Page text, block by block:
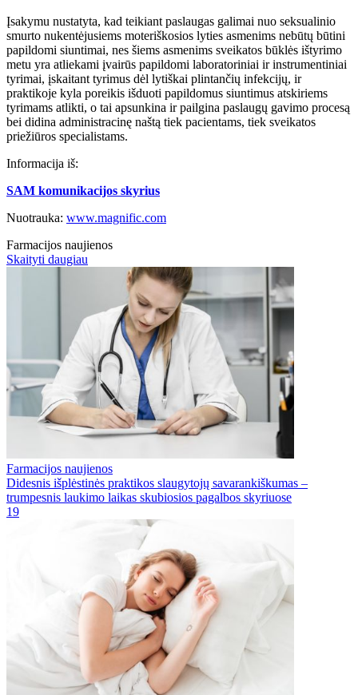
Įsakymu nustatyta, kad teikiant paslaugas galimai nuo seksualinio
smurto nukentėjusiems moteriškosios lyties asmenims nebūtų būtini
papildomi siuntimai, nes šiems asmenims sveikatos būklės ištyrimo
metu yra atliekami įvairūs papildomi laboratoriniai ir instrumentiniai
tyrimai, įskaitant tyrimus dėl lytiškai plintančių infekcijų, ir
praktikoje kyla poreikis išduoti papildomus siuntimus atskiriems
tyrimams atlikti, o tai apsunkina ir pailgina paslaugų gavimo procesą
bei didina administracinę naštą tiek pacientams, tiek sveikatos
priežiūros specialistams.
Informacija iš:
SAM komunikacijos skyrius
Nuotrauka: www.magnific.com
Farmacijos naujienos
Skaityti daugiau
Farmacijos naujienos
Didesnis išplėstinės praktikos slaugytojų savarankiškumas –
trumpesnis laukimo laikas skubiosios pagalbos skyriuose
19